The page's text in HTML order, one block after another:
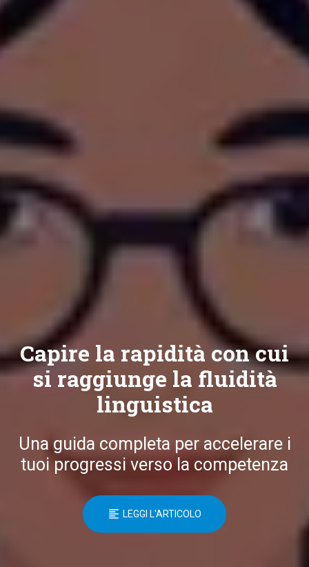
Capire la rapidità con cui
si raggiunge la fluidità
linguistica
Una guida completa per accelerare i
tuoi progressi verso la competenza
LEGGI L'ARTICOLO